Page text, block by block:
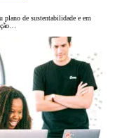
plano de sustentabilidade e em